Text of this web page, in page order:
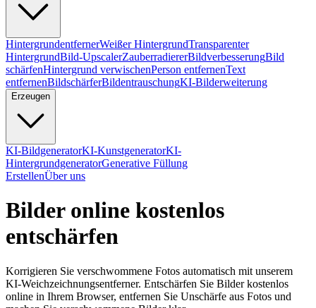
HintergrundentfernerWeißer HintergrundTransparenter
HintergrundBild-UpscalerZauberradiererBildverbesserungBild
schärfenHintergrund verwischenPerson entfernenText
entfernenBildschärferBildentrauschungKI-Bilderweiterung
Erzeugen
KI-BildgeneratorKI-KunstgeneratorKI-
HintergrundgeneratorGenerative Füllung
ErstellenÜber uns
Bilder online kostenlos
entschärfen
Korrigieren Sie verschwommene Fotos automatisch mit unserem
KI-Weichzeichnungsentferner. Entschärfen Sie Bilder kostenlos
online in Ihrem Browser, entfernen Sie Unschärfe aus Fotos und